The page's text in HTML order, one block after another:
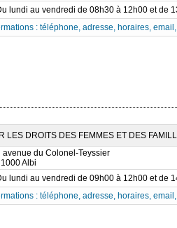
lundi au vendredi de 08h30 à 12h00 et de
: téléphone, adresse, horaires,
LES DROITS DES FEMMES ET DES
avenue du Colonel-Teyssier
Albi
lundi au vendredi de 09h00 à 12h00 et de
: téléphone, adresse, horaires,